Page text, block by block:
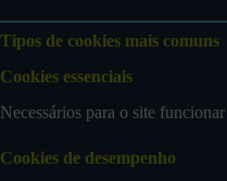
Tipos de cookies mais comuns
Cookies essenciais
Necessários para o site
Cookies de desempenho